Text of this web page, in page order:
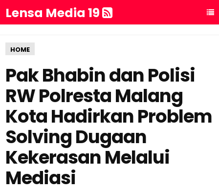
Lensa Media 19
HOME
Pak Bhabin dan Polisi
RW Polresta Malang
Kota Hadirkan Problem
Solving Dugaan
Kekerasan Melalui
Mediasi